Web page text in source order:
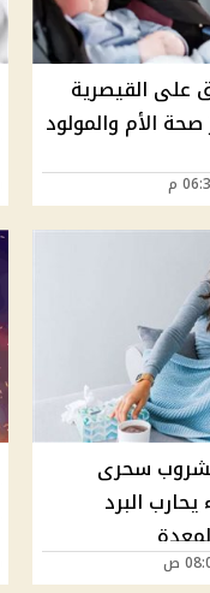
على القيصرية
الأم والمولود
مشروب سحرى
البرد